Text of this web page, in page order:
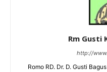
Rm Gusti
http://
Romo RD. Dr. D. Gusti